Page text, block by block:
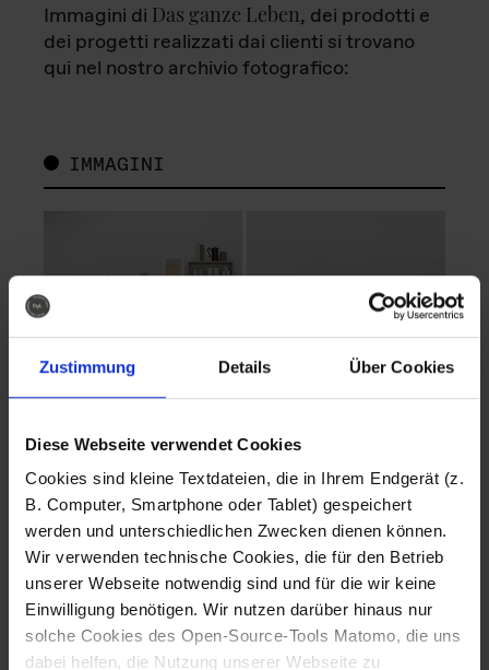
Zustimmung Details Über Cookies
Diese Webseite verwendet Cookies
Cookies sind kleine Textdateien, die in Ihrem Endgerät (z.
B. Computer, Smartphone oder Tablet) gespeichert
werden und unterschiedlichen Zwecken dienen können.
Wir verwenden technische Cookies, die für den Betrieb
unserer Webseite notwendig sind und für die wir keine
Einwilligung benötigen. Wir nutzen darüber hinaus nur
solche Cookies des Open-Source-Tools Matomo, die uns
dabei helfen, die Nutzung unserer Webseite zu
Immagini di Das ganze Leben, dei prodotti e
dei progetti realizzati dai clienti si trovano
qui nel nostro archivio fotografico:
IMMAGINI
Fotografo: Lorenz
Sternbach
Download
Fotografo: Lorenz
Sternbach
Download